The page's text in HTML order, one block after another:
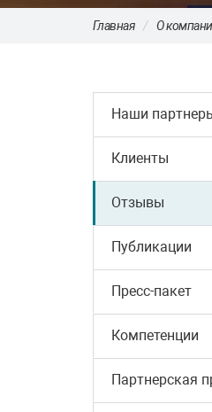
Главная О
Наши
Клиенты
Отзывы
Публикации
Пресс-пакет
Компетенции
Партнерская